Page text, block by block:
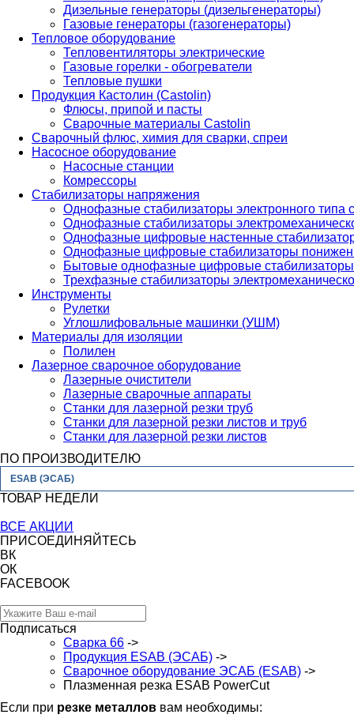
Дизельные генераторы (дизельгенераторы)
Газовые генераторы (газогенераторы)
Тепловое оборудование
Тепловентиляторы электрические
Газовые горелки - обогреватели
Тепловые пушки
Продукция Кастолин (Castolin)
Флюсы, припой и пасты
Сварочные материалы Castolin
Сварочный флюс, химия для сварки, спреи
Насосное оборудование
Насосные станции
Комрессоры
Стабилизаторы напряжения
Однофазные стабилизаторы электронного
Однофазные стабилизаторы
Однофазные цифровые настенные
Однофазные цифровые стабилизаторы
Бытовые однофазные цифровые стабилизаторы
Трехфазные стабилизаторы
Инструменты
Рулетки
Углошлифовальные машинки (УШМ)
Материалы для изоляции
Полилен
Лазерное сварочное оборудование
Лазерные очистители
Лазерные сварочные аппараты
Станки для лазерной резки труб
Станки для лазерной резки листов и труб
Станки для лазерной резки листов
ПО ПРОИЗВОДИТЕЛЮ
ESAB (ЭСАБ)
ТОВАР НЕДЕЛИ
ВСЕ АКЦИИ
ПРИСОЕДИНЯЙТЕСЬ
ВК
ОК
FACEBOOK
Подписаться
Сварка 66 ->
Продукция ESAB (ЭСАБ) ->
Сварочное оборудование ЭСАБ (ESAB) ->
Плазменная резка ESAB PowerCut
Если при резке металлов вам необходимы: